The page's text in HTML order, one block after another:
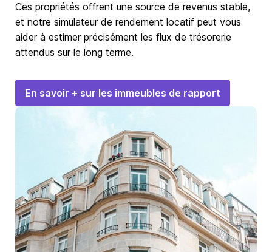
Ces propriétés offrent une source de revenus stable,
et notre simulateur de rendement locatif peut vous
aider à estimer précisément les flux de trésorerie
attendus sur le long terme.
En savoir + sur les immeubles de rapport